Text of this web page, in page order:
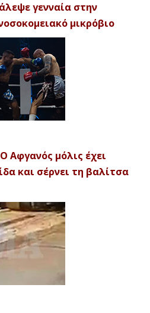
γενναία στην
μικρόβιο
Αφγανός μόλις έχει
και σέρνει τη βαλίτσα